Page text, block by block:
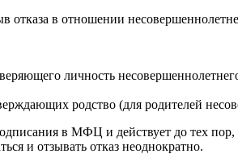
отказа в отношении
личность
родство (для родителей
в МФЦ и действует до тех
и отзывать отказ неоднократно.